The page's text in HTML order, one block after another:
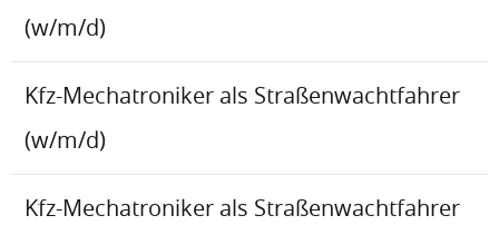
(w/m/d)
Kfz-Mechatroniker als Straßenwachtfahrer
(w/m/d)
Kfz-Mechatroniker als Straßenwachtfahrer